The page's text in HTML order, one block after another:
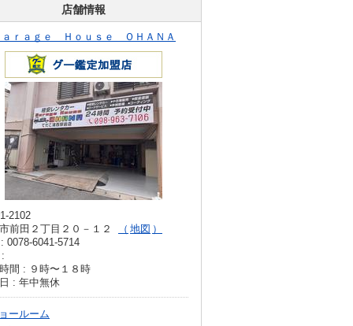
店舗情報
ａｒａｇｅ Ｈｏｕｓｅ ＯＨＡＮＡ
2102
前田２丁目２０－１２
地図
0078-6041-5714
間 : ９時〜１８時
: 年中無休
ールーム